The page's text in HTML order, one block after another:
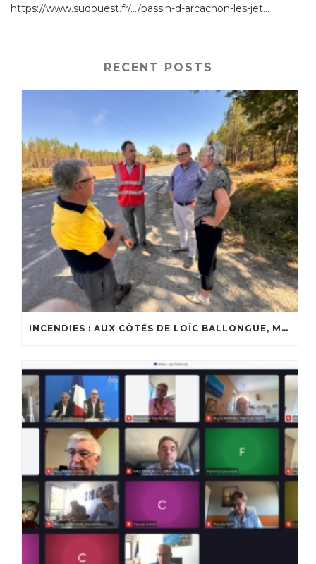
https://www.sudouest.fr/…/bassin-d-arcachon-les-jet…
RECENT POSTS
INCENDIES : AUX CÔTÉS DE LOÏC BALLONGUE, MAIRE DE LANTON